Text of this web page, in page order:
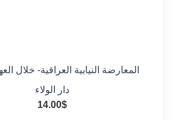
المعارضة النيابية العراقية- خلال
دار الولاء
14.00$